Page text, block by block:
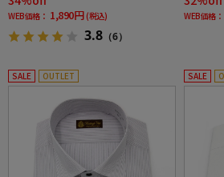
WEB価格： 1,890円 (税込)
3.8 （6）
WEB価格：
SALE OUTLET SALE